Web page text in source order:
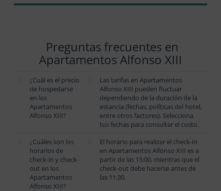
Preguntas frecuentes en
Apartamentos Alfonso XIII
¿Cuál es el precio
de hospedarse
en los
Apartamentos
Alfonso XIII?
Las tarifas en Apartamentos
Alfonso XIII pueden fluctuar
dependiendo de la duración de la
estancia (fechas, políticas del hotel,
entre otros factores). Selecciona
tus fechas para consultar el costo.
¿Cuáles son los
horarios de
check-in y check-
out en los
Apartamentos
Alfonso XIII?
El horario para realizar el check-in
en Apartamentos Alfonso XIII es a
partir de las 15:00, mientras que el
check-out debe hacerse antes de
las 11:30.